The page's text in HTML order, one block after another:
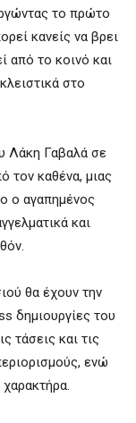
το πρώτο
κανείς να βρει
από το κοινό και
στο
Λάκη Γαβαλά σε
τον καθένα, μιας
ο αγαπημένος
και
θα έχουν την
δημιουργίες του
τάσεις και τις
ενώ